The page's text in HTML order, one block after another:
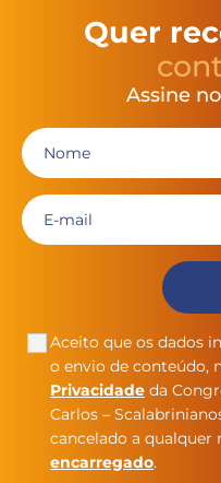
Quer
Assine
Aceito que os dados
o envio de conteúdo,
Privacidade da
Carlos –
cancelado a
encarregado.